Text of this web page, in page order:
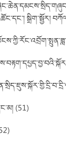
སྒྲིག་སྦྱོར།
(51)